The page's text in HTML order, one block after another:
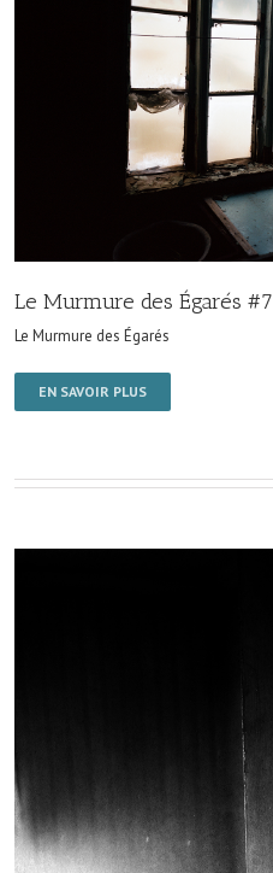
Le Murmure des Égarés #7
Le Murmure des Égarés
EN SAVOIR PLUS